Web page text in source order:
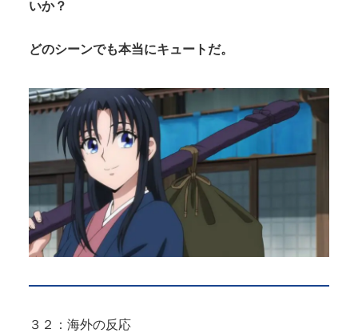
いか？
どのシーンでも本当にキュートだ。
３２：海外の反応